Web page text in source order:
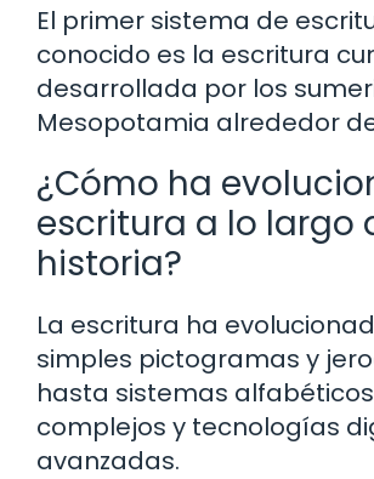
El primer sistema de
conocido es la escritura
desarrollada por los
Mesopotamia alrededor
¿Cómo ha
escritura a lo largo
historia?
La escritura ha
simples pictogramas y
hasta sistemas alfabéticos
complejos y tecnologías
avanzadas.